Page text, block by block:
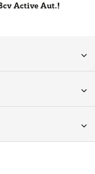
Active Aut.!